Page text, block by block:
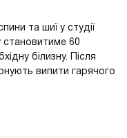
та шиї у студії
становитиме 60
білизну. Після
випити гарячого